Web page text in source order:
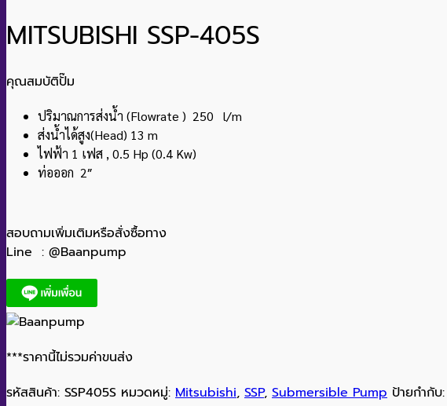
MITSUBISHI SSP-405S
คุณสมบัติปั๊ม
ปริมาณการส่งน้ำ (Flowrate ) 250 l/m
ส่งน้ำได้สูง(Head) 13 m
ไฟฟ้า 1 เฟส , 0.5 Hp (0.4 Kw)
ท่อออก 2″
สอบถามเพิ่มเติมหรือสั่งซื้อทาง
Line : @Baanpump
***ราคานี้ไม่รวมค่าขนส่ง
รหัสสินค้า: SSP405S หมวดหมู่: Mitsubishi, SSP, Submersible Pump ป้ายกำกับ: